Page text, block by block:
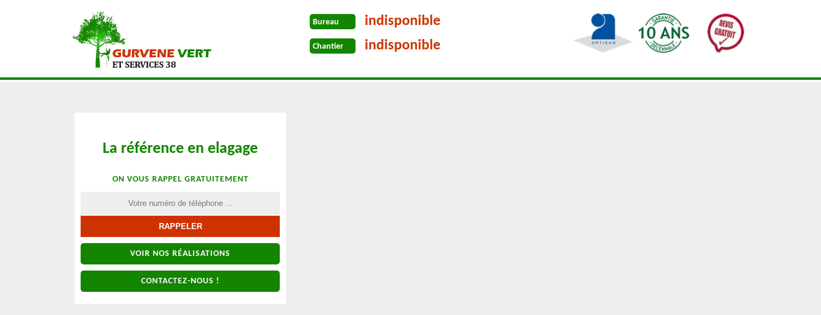
Bureau indisponible
Chantier indisponible
La référence en elagage
ON VOUS RAPPEL GRATUITEMENT
VOIR NOS RÉALISATIONS
CONTACTEZ-NOUS !